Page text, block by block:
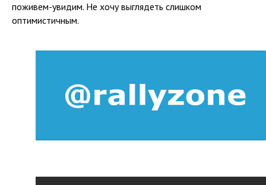
поживем-увидим. Не хочу выглядеть слишком
оптимистичным.